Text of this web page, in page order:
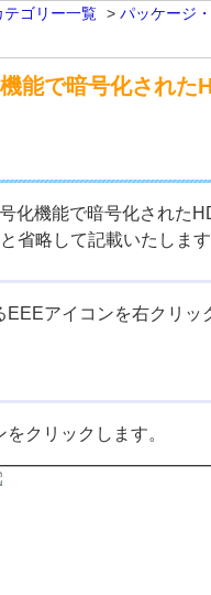
ゴリー一覧 > パッケージ
能で暗号化された
化機能で暗号化された
省略して記載いたしま
EEEアイコンを右クリ
クリックします。